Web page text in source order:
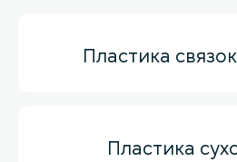
Пластика
Пластика